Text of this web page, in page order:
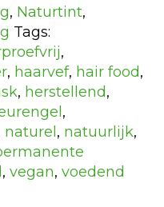
, Naturtint,
Tags:
,
, haarvef, hair food,
, herstellend,
,
naturel , natuurlijk,
, vegan, voedend